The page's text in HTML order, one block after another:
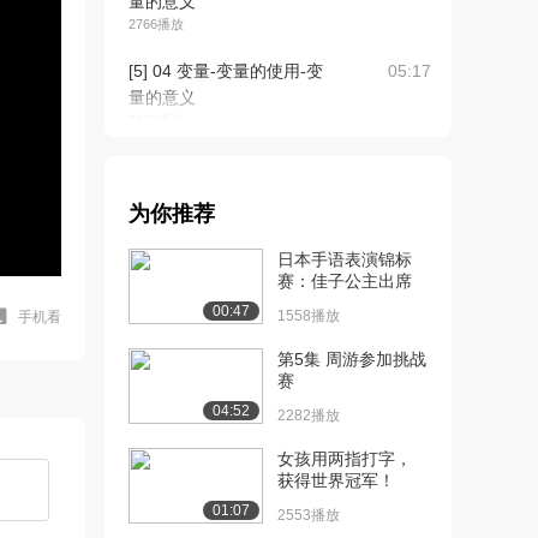
手机看
2766播放
[5] 04 变量-变量的使用-变
量的意义
05:17
2324播放
[7] 06 关键字-C++常用的
03:43
[8] 07 标识符命名规则 09:00
[9] 08 数据类型-整型
1869播放
[10] 09 数据类型-sizeof关
键字
为你推荐
00:47
日本手语表演锦标
赛：佳子公主出席
1558播放
04:52
第5集 周游参加挑战
赛
2282播放
01:07
女孩用两指打字，
获得世界冠军！
2553播放